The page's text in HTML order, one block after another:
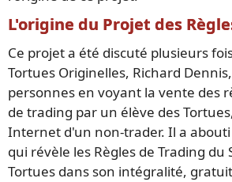
L'origine du Projet des
Ce projet a été discuté plusieurs
Tortues Originelles, Richard
personnes en voyant la vente des
de trading par un élève des
Internet d'un non-trader. Il a
qui révèle les Règles de Trading du
Tortues dans son intégralité,